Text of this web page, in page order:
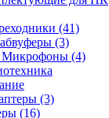
(41)
(3)
(4)
(3)
(16)